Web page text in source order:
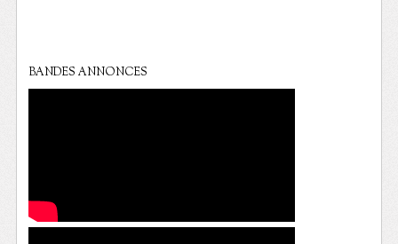
BANDES ANNONCES